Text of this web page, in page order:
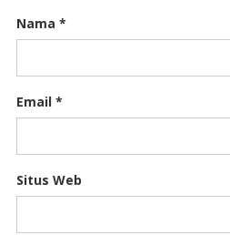
Nama *
Email *
Situs Web